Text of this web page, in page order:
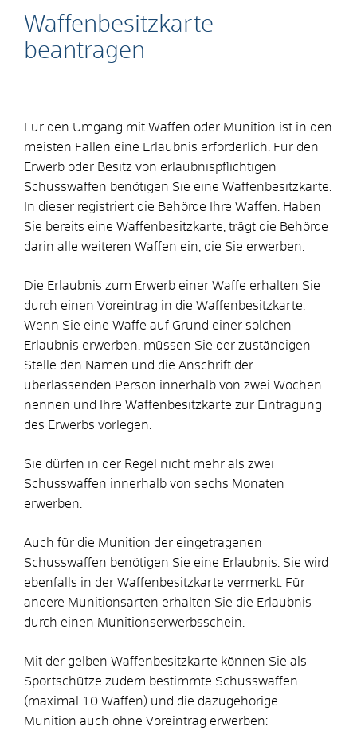
Waffenbesitzkarte
beantragen
Für den Umgang mit Waffen oder Munition ist in den
meisten Fällen eine Erlaubnis erforderlich. Für den
Erwerb oder Besitz von erlaubnispflichtigen
Schusswaffen benötigen Sie eine Waffenbesitzkarte.
In dieser registriert die Behörde Ihre Waffen.
Haben
Sie bereits eine Waffenbesitzkarte, trägt die Behörde
darin alle weiteren Waffen ein, die Sie erwerben.
Die Erlaubnis zum Erwerb einer Waffe erhalten Sie
durch einen Voreintrag in die Waffenbesitzkarte.
Wenn Sie eine Waffe auf Grund einer solchen
Erlaubnis erwerben, müssen Sie der zuständigen
Stelle den Namen und die Anschrift der
überlassenden Person innerhalb von zwei Wochen
nennen und Ihre Waffenbesitzkarte zur Eintragung
des Erwerbs vorlegen.
Sie dürfen in der Regel nicht mehr als zwei
Schusswaffen innerhalb von sechs Monaten
erwerben.
Auch für die Munition der eingetragenen
Schusswaffen benötigen Sie eine Erlaubnis. Sie wird
ebenfalls in der Waffenbesitzkarte vermerkt. Für
andere Munitionsarten erhalten Sie die Erlaubnis
durch einen Munitionserwerbsschein.
Mit der gelben Waffenbesitzkarte können Sie als
Sportschütze zudem bestimmte Schusswaffen
(maximal 10 Waffen) und die dazugehörige
Munition auch ohne Voreintrag erwerben: